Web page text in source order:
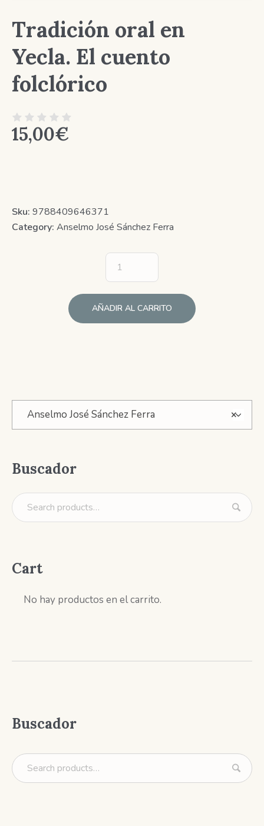
Tradición oral en
Yecla. El cuento
folclórico
15,00€
Sku: 9788409646371
Category: Anselmo José Sánchez Ferra
AÑADIR AL CARRITO
×
Anselmo José Sánchez Ferra
Buscador
Cart
No hay productos en el carrito.
Buscador